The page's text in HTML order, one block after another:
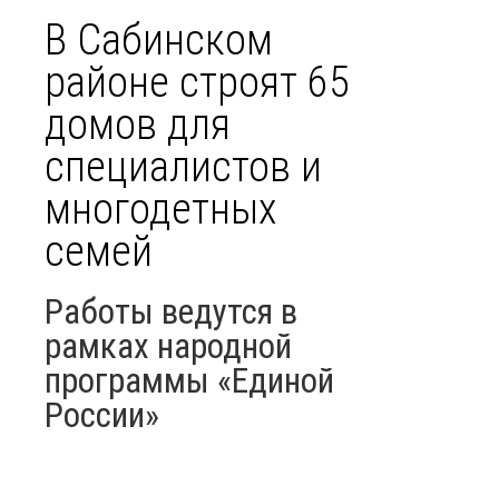
В Сабинском
районе строят 65
домов для
специалистов и
многодетных
семей
Работы ведутся в
рамках народной
программы «Единой
России»